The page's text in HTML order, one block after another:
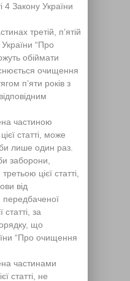
4 Закону України
третій, п’ятій
України “Про
обіймати
очищення
п’яти років з
частиною
статті, може
лише один раз.
заборони,
цієї статті,
від
передбаченої
за
що
“Про очищення
частинами
статті, не